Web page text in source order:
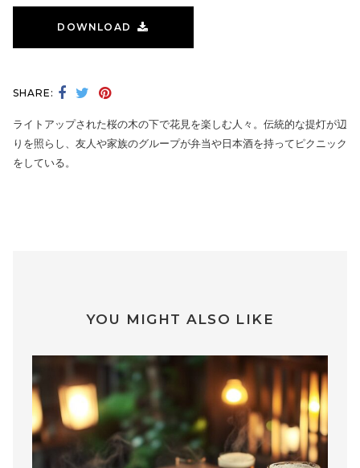
DOWNLOAD
SHARE:
ライトアップされた桜の木の下で花見を楽しむ人々。伝統的な提灯が辺
りを照らし、友人や家族のグループが弁当や日本酒を持ってピクニック
をしている。
YOU MIGHT ALSO LIKE